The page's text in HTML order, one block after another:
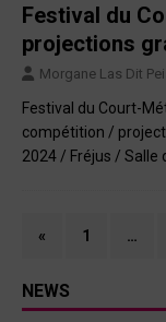
Festival du
projections
Morgane Las Dit
Festival du Court-
compétition /
2024 / Fréjus / Salle
« 1 …
NEWS